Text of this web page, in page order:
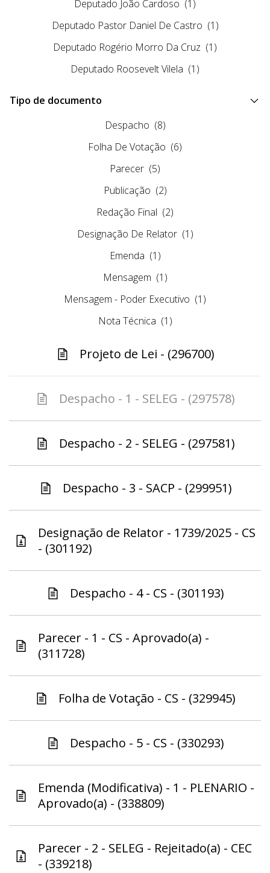
Deputado João Cardoso (1)
Deputado Pastor Daniel De Castro (1)
Deputado Rogério Morro Da Cruz (1)
Deputado Roosevelt Vilela (1)
Tipo de documento
Despacho (8)
Folha De Votação (6)
Parecer (5)
Publicação (2)
Redação Final (2)
Designação De Relator (1)
Emenda (1)
Mensagem (1)
Mensagem - Poder Executivo (1)
Nota Técnica (1)
Projeto de Lei - (296700)
Despacho - 1 - SELEG - (297578)
Despacho - 2 - SELEG - (297581)
Despacho - 3 - SACP - (299951)
Designação de Relator - 1739/2025 - CS
- (301192)
Despacho - 4 - CS - (301193)
Parecer - 1 - CS - Aprovado(a) -
(311728)
Folha de Votação - CS - (329945)
Despacho - 5 - CS - (330293)
Emenda (Modificativa) - 1 - PLENARIO -
Aprovado(a) - (338809)
Parecer - 2 - SELEG - Rejeitado(a) - CEC
- (339218)